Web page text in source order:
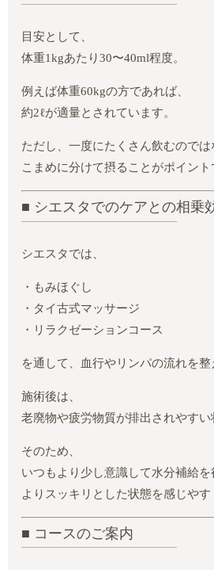
目安として、
体重1kgあたり30〜40ml程度。
例えば体重60kgの方であれば、
約2ℓが適量とされています。
ただし、一度にたくさん飲むのでは
こまめに分けて摂ることがポイント
■ シエスタでのケアとの相乗
シエスタでは、
・もみほぐし
・タイ古式マッサージ
・リラクゼーションコース
を通して、血行やリンパの流れを整
施術後は、
老廃物や疲労物質が排出されやすい
そのため、
いつもより少し意識して水分補給を
よりスッキリとした状態を感じやす
■ コースのご案内